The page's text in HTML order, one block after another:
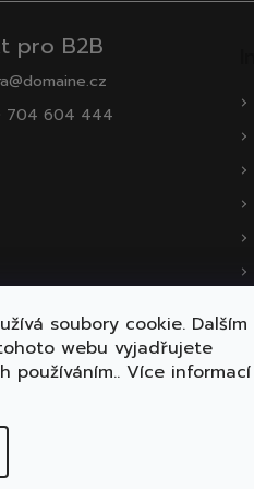
soubory cookie. Dalším
webu vyjadřujete
používáním.. Více informací
pro B2B
704 604 444